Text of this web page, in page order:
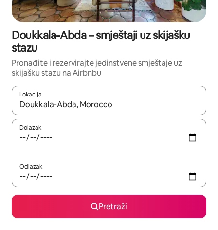
Doukkala-Abda – smještaji uz skijašku
stazu
Pronađite i rezervirajte jedinstvene smještaje uz
skijašku stazu na Airbnbu
Lokacija
Kada budu dostupni rezultati, moći ćete ih pregledati
Dolazak
Odlazak
Pretraži